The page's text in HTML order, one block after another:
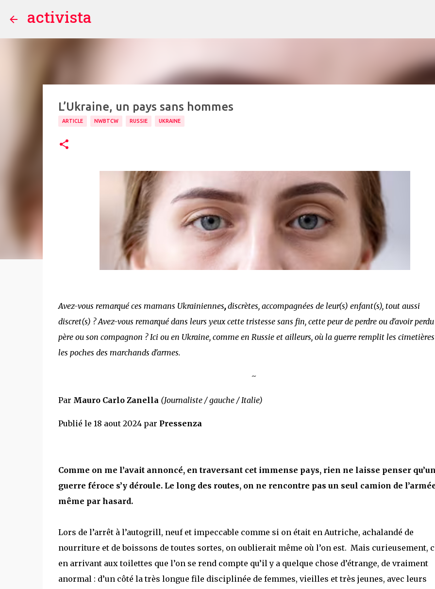
activista
L’Ukraine, un pays sans hommes
ARTICLE NWBTCW RUSSIE UKRAINE
Avez-vous remarqué ces mamans Ukrainiennes, discrètes, accompagnées de leur(s) enfant(s), tout aussi
discret(s) ? Avez-vous remarqué dans leurs yeux cette tristesse sans fin, cette peur de perdre ou d'avoir
père ou son compagnon ? Ici ou en Ukraine, comme en Russie et ailleurs, où la guerre remplit les
les poches des marchands d'armes.
~
Par Mauro Carlo Zanella (Journaliste / gauche / Italie)
Publié le 18 aout 2024 par Pressenza
Comme on me l’avait annoncé, en traversant cet immense pays, rien ne laisse penser
guerre féroce s’y déroule. Le long des routes, on ne rencontre pas un seul camion de
même par hasard.
Lors de l’arrêt à l’autogrill, neuf et impeccable comme si on était en Autriche, achalandé de
nourriture et de boissons de toutes sortes, on oublierait même où l’on est. Mais curieusement,
en arrivant aux toilettes que l’on se rend compte qu’il y a quelque chose d’étrange, de vraiment
anormal : d’un côté la très longue file disciplinée de femmes, vieilles et très jeunes, avec leurs